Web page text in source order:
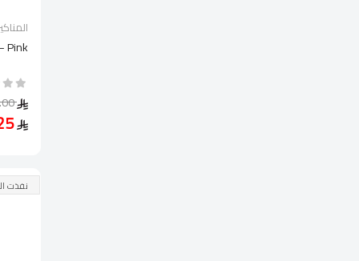
Pink
79.00
59.25
نفذت